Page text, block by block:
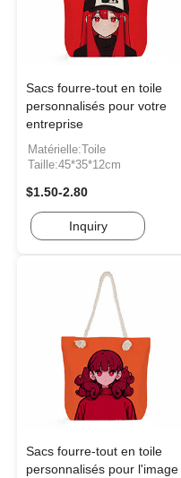
Sacs fourre-tout en toile
personnalisés pour votre
entreprise
Matérielle:Toile
Taille:45*35*12cm
$1.50-2.80
Inquiry
Sacs fourre-tout en toile
personnalisés pour l'image